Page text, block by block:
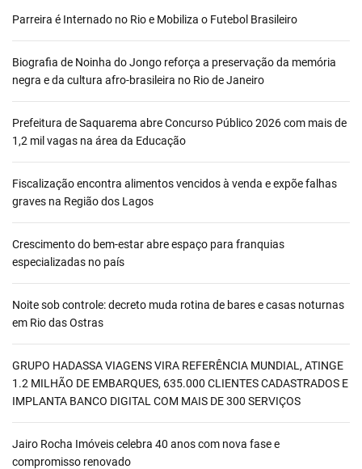
Parreira é Internado no Rio e Mobiliza o Futebol Brasileiro
Biografia de Noinha do Jongo reforça a preservação da memória
negra e da cultura afro-brasileira no Rio de Janeiro
Prefeitura de Saquarema abre Concurso Público 2026 com mais de
1,2 mil vagas na área da Educação
Fiscalização encontra alimentos vencidos à venda e expõe falhas
graves na Região dos Lagos
Crescimento do bem-estar abre espaço para franquias
especializadas no país
Noite sob controle: decreto muda rotina de bares e casas noturnas
em Rio das Ostras
GRUPO HADASSA VIAGENS VIRA REFERÊNCIA MUNDIAL, ATINGE
1.2 MILHÃO DE EMBARQUES, 635.000 CLIENTES CADASTRADOS E
IMPLANTA BANCO DIGITAL COM MAIS DE 300 SERVIÇOS
Jairo Rocha Imóveis celebra 40 anos com nova fase e
compromisso renovado